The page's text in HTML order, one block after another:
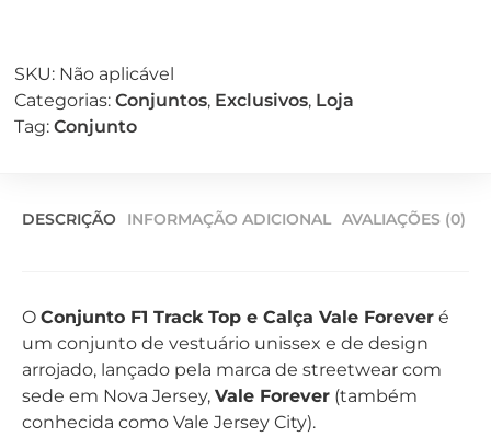
SKU: Não aplicável
Categorias: Conjuntos, Exclusivos, Loja
Tag: Conjunto
DESCRIÇÃO INFORMAÇÃO ADICIONAL AVALIAÇÕES (0)
O Conjunto F1 Track Top e Calça Vale Forever é
um conjunto de vestuário unissex e de design
arrojado, lançado pela marca de streetwear com
sede em Nova Jersey, Vale Forever (também
conhecida como Vale Jersey City).